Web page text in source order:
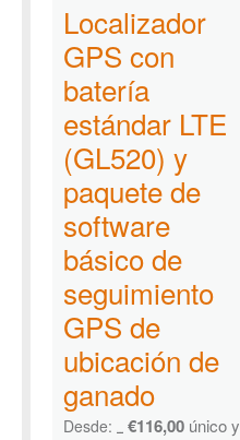
Localizador
GPS con
batería
estándar LTE
(GL520) y
paquete de
software
básico de
seguimiento
GPS de
ubicación de
ganado
Desde: €116,00 único y